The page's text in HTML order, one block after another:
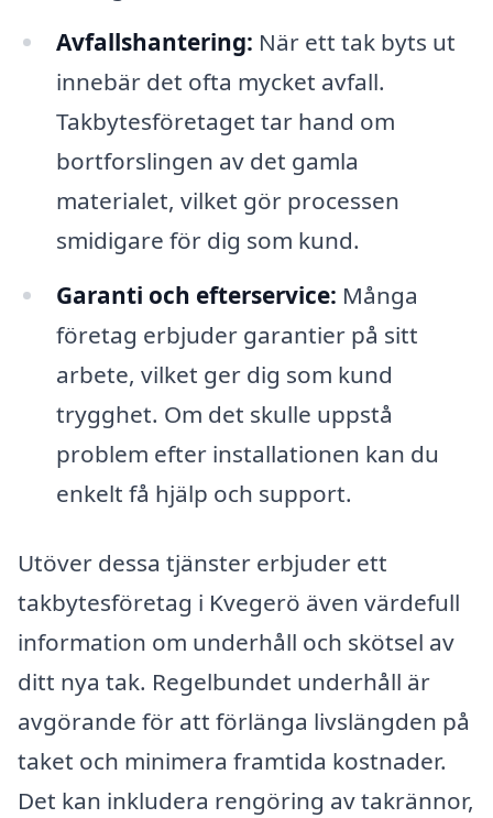
Avfallshantering: När ett tak byts ut
innebär det ofta mycket avfall.
Takbytesföretaget tar hand om
bortforslingen av det gamla
materialet, vilket gör processen
smidigare för dig som kund.
Garanti och efterservice: Många
företag erbjuder garantier på sitt
arbete, vilket ger dig som kund
trygghet. Om det skulle uppstå
problem efter installationen kan du
enkelt få hjälp och support.
Utöver dessa tjänster erbjuder ett
takbytesföretag i Kvegerö även värdefull
information om underhåll och skötsel av
ditt nya tak. Regelbundet underhåll är
avgörande för att förlänga livslängden på
taket och minimera framtida kostnader.
Det kan inkludera rengöring av takrännor,